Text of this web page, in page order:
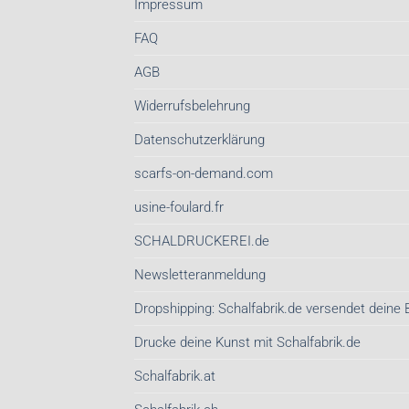
Impressum
FAQ
AGB
Widerrufsbelehrung
Datenschutzerklärung
scarfs-on-demand.com
usine-foulard.fr
SCHALDRUCKEREI.de
Newsletteranmeldung
Dropshipping: Schalfabrik.de versendet deine
Drucke deine Kunst mit Schalfabrik.de
Schalfabrik.at